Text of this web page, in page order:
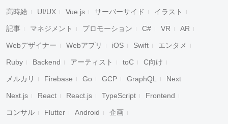
高時給 UI/UX Vue.js サーバーサイド イラスト
記事 マネジメント プロモーション C# VR AR
Webデザイナー Webアプリ iOS Swift エンタメ
Ruby Backend アーティスト toC C向け
メルカリ Firebase Go GCP GraphQL Next
Next.js React React.js TypeScript Frontend
コンサル Flutter Android 企画